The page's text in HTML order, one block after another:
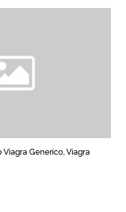
Generico, Viagra